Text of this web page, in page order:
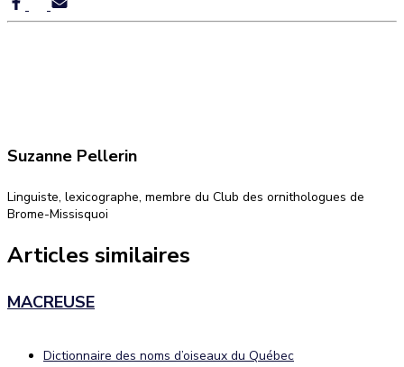
Suzanne Pellerin
Linguiste, lexicographe, membre du Club des ornithologues de
Brome-Missisquoi
Articles similaires
MACREUSE
Dictionnaire des noms d’oiseaux du Québec